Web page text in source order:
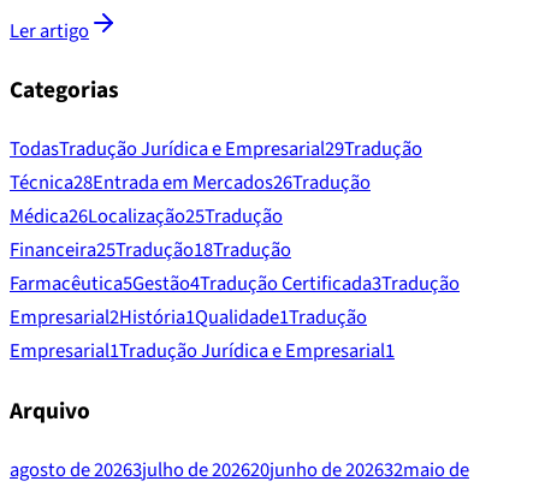
Ler artigo
Categorias
TodasTradução Jurídica e Empresarial29Tradução
Técnica28Entrada em Mercados26Tradução
Médica26Localização25Tradução
Financeira25Tradução18Tradução
Farmacêutica5Gestão4Tradução Certificada3Tradução
Empresarial2História1Qualidade1Tradução
Empresarial1Tradução Jurídica e Empresarial1
Arquivo
agosto de 20263julho de 202620junho de 202632maio de